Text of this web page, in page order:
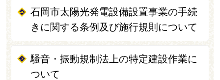
石岡市太陽光発電設備設置事業の手続
きに関する条例及び施行規則について
騒音・振動規制法上の特定建設作業に
ついて